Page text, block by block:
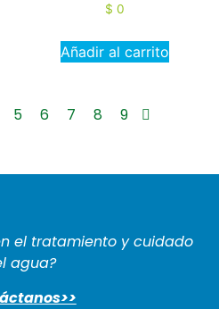
$ 0
Añadir al carrito
5 6 7 8 9
el tratamiento y cuidado
agua?